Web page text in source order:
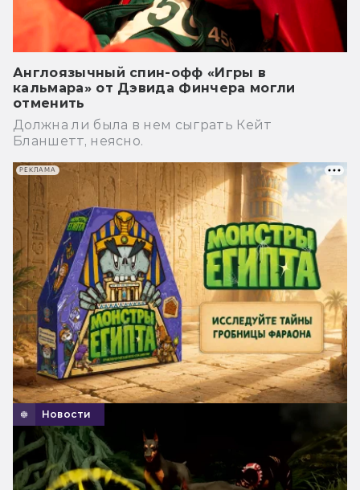
Англоязычный спин-офф «Игры в
кальмара» от Дэвида Финчера могли
отменить
Должна ли была в нем сыграть Кейт
Бланшетт, неясно.
Новости
РЕКЛАМА